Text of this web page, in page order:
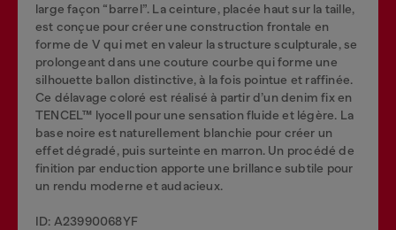
large façon “barrel”. La ceinture, placée haut sur la taille,
est conçue pour créer une construction frontale en
forme de V qui met en valeur la structure sculpturale, se
prolongeant dans une couture courbe qui forme une
silhouette ballon distinctive, à la fois pointue et raffinée.
Ce délavage coloré est réalisé à partir d’un denim fix en
TENCEL™ lyocell pour une sensation fluide et légère. La
base noire est naturellement blanchie pour créer un
effet dégradé, puis surteinte en marron. Un procédé de
finition par enduction apporte une brillance subtile pour
un rendu moderne et audacieux.
ID: A23990068YF